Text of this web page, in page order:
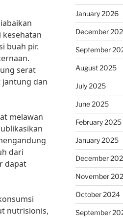
buah pir.
serat
dan
melawan
dari
dapat
nutrisionis,
January 2026
December
September
August 2025
July 2025
June 2025
February 2025
January 2025
December
November
October 2024
September